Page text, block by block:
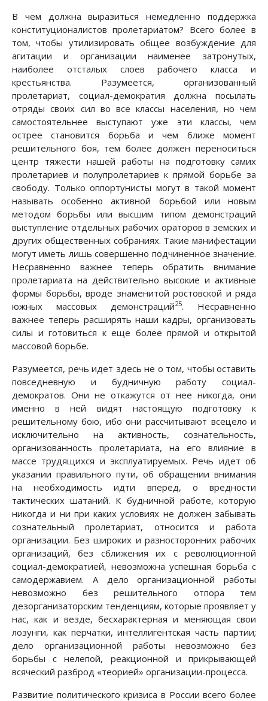
В чем должна выразиться немедленно поддержка
конституционалистов пролетариатом? Всего более в
том, чтобы утилизировать общее возбуждение для
агитации и организации наименее затронутых,
наиболее отсталых слоев рабочего класса и
крестьянства. Разумеется, организованный
пролетариат, социал-демократия должна посылать
отряды своих сил во все классы населения, но чем
самостоятельнее выступают уже эти классы, чем
острее становится борьба и чем ближе момент
решительного боя, тем более должен переноситься
центр тяжести нашей работы на подготовку самих
пролетариев и полупролетариев к прямой борьбе за
свободу. Только оппортунисты могут в такой момент
называть особенно активной борьбой или новым
методом борьбы или высшим типом демонстраций
выступление отдельных рабочих ораторов в земских и
других общественных собраниях. Такие манифестации
могут иметь лишь совершенно подчиненное значение.
Несравненно важнее теперь обратить внимание
пролетариата на действительно высокие и активные
формы борьбы, вроде знаменитой ростовской и ряда
южных массовых демонстраций25. Несравненно
важнее теперь расширять наши кадры, организовать
силы и готовиться к еще более прямой и открытой
массовой борьбе.
Разумеется, речь идет здесь не о том, чтобы оставить
повседневную и будничную работу социал-
демократов. Они не откажутся от нее никогда, они
именно в ней видят настоящую подготовку к
решительному бою, ибо они рассчитывают всецело и
исключительно на активность, сознательность,
организованность пролетариата, на его влияние в
массе трудящихся и эксплуатируемых. Речь идет об
указании правильного пути, об обращении внимания
на необходимость идти вперед, о вредности
тактических шатаний. К будничной работе, которую
никогда и ни при каких условиях не должен забывать
сознательный пролетариат, относится и работа
организации. Без широких и разносторонних рабочих
организаций, без сближения их с революционной
социал-демократией, невозможна успешная борьба с
самодержавием. А дело организационной работы
невозможно без решительного отпора тем
дезорганизаторским тенденциям, которые проявляет у
нас, как и везде, бесхарактерная и меняющая свои
лозунги, как перчатки, интеллигентская часть партии;
дело организационной работы невозможно без
борьбы с нелепой, реакционной и прикрывающей
всяческий разброд «теорией» организации-процесса.
Развитие политического кризиса в России всего более